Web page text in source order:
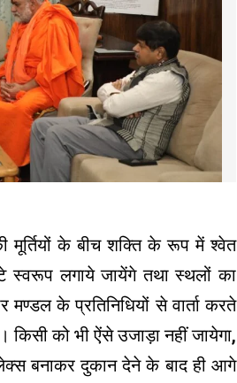
मूर्तियों के बीच शक्ति के रूप में श्वेत
स्वरूप लगाये जायेंगे तथा स्थलों का
मण्डल के प्रतिनिधियों से वार्ता करते
किसी को भी ऐंसे उजाड़ा नहीं जायेगा,
बनाकर दुकान देने के बाद ही आगे